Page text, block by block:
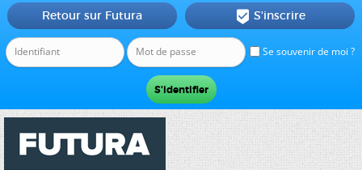
Se souvenir de moi ?
Retour sur Futura  S'inscrire